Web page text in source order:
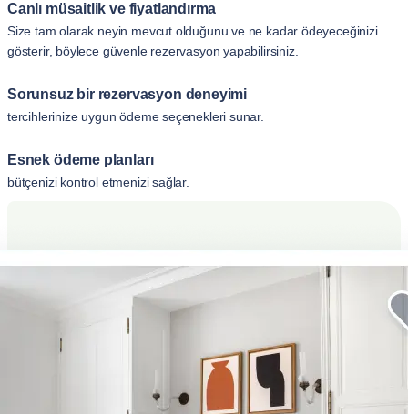
Canlı müsaitlik ve fiyatlandırma
Size tam olarak neyin mevcut olduğunu ve ne kadar ödeyeceğinizi
gösterir, böylece güvenle rezervasyon yapabilirsiniz.
Sorunsuz bir rezervasyon deneyimi
tercihlerinize uygun ödeme seçenekleri sunar.
Esnek ödeme planları
bütçenizi kontrol etmenizi sağlar.